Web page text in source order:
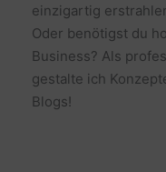
einzigartig
Oder benötigst du
Business? Als
gestalte ich
Blogs!